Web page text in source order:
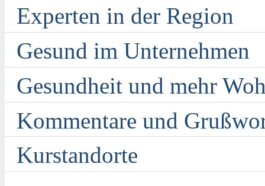
Experten in der Region
Gesund im Unternehmen
Gesundheit und mehr
Kommentare und
Kurstandorte